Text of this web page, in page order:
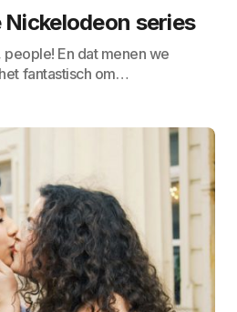
Nickelodeon series
En dat menen we
fantastisch om…